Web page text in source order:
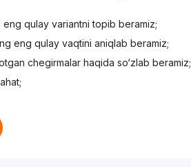
eng qulay variantni topib beramiz;
eng qulay vaqtini aniqlab beramiz;
chegirmalar haqida so‘zlab beramiz;